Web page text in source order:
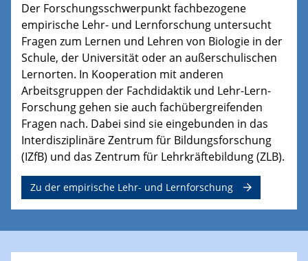
Der Forschungsschwerpunkt fachbezogene
empirische Lehr- und Lernforschung untersucht
Fragen zum Lernen und Lehren von Biologie in der
Schule, der Universität oder an außerschulischen
Lernorten. In Kooperation mit anderen
Arbeitsgruppen der Fachdidaktik und Lehr-Lern-
Forschung gehen sie auch fachübergreifenden
Fragen nach. Dabei sind sie eingebunden in das
Interdisziplinäre Zentrum für Bildungsforschung
(IZfB) und das Zentrum für Lehrkräftebildung (ZLB).
Zu der empirische Lehr- und Lernforschung